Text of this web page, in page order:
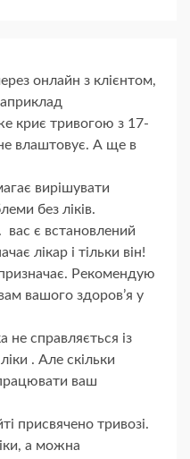
онлайн з клієнтом,
криє тривогою з 17-
влаштовує. А ще в
вирішувати
без ліків.
вас є встановлений
лікар і тільки він!
Рекомендую
вашого здоров’я у
не справляється із
. Але скільки
ваш
присвячено тривозі.
а можна